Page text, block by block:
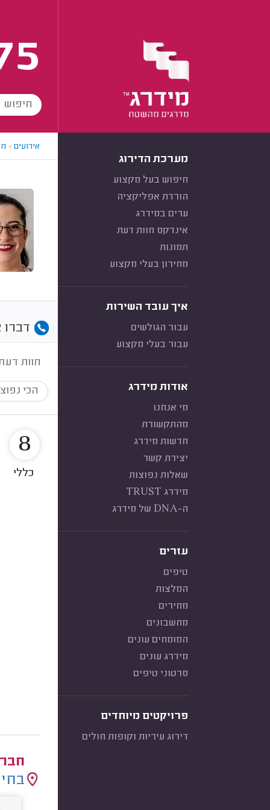
מערכת הדירוג
חיפוש בעל מקצוע
הורדת אפליקציה
ערים במידרג
אינדקס חוות דעת
תמונות
מחירון בעלי מקצוע
איך עובד השירות
עבור הגולשים
עבור בעלי מקצוע
אודות מידרג
מי אנחנו
מהתקשורת
חדשות מידרג
יצירת קשר
שאלות נפוצות
מידרג TRUST
ה-DNA של מידרג
עזרים
טיפים
המלצות
מחירים
מחשבונים
המומחים עונים
מידרג עונים
סרטוני טיפים
פרויקטים מיוחדים
דירוג עיריות וקופות חולים
אירועים>
דברו
חוות
הכי
8
כללי